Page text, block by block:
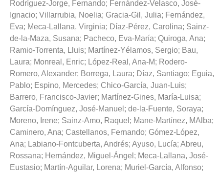
Rodríguez-Jorge, Fernando; Fernández-Velasco, José-
Ignacio; Villarrubia, Noelia; Gracia-Gil, Julia; Fernández,
Eva; Meca-Lallana, Virginia; Díaz-Pérez, Carolina; Sainz-
de-la-Maza, Susana; Pacheco, Eva-María; Quiroga, Ana;
Ramio-Torrenta, Lluis; Martínez-Yélamos, Sergio; Bau,
Laura; Monreal, Enric; López-Real, Ana-M; Rodero-
Romero, Alexander; Borrega, Laura; Díaz, Santiago; Eguia,
Pablo; Espino, Mercedes; Chico-García, Juan-Luis;
Barrero, Francisco-Javier; Martínez-Gines, María-Luisa;
García-Domínguez, José-Manuel ; de-la-Fuente, Soraya;
Moreno, Irene; Sainz-Amo, Raquel ; Mane-Martínez, MAlba;
Caminero, Ana; Castellanos, Fernando; Gómez-López,
Ana; Labiano-Fontcuberta, Andrés; Ayuso, Lucía; Abreu,
Rossana; Hernández, Miguel-Ángel ; Meca-Lallana, José-
Eustasio; Martín-Aguilar, Lorena; Muriel-García, Alfonso;